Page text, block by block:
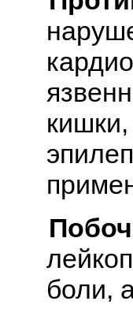
боли,